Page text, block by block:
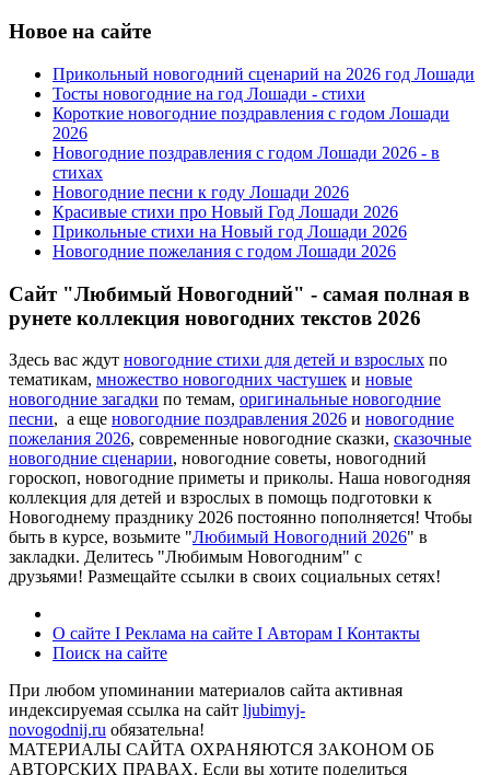
Новое на сайте
Прикольный новогодний сценарий на 2026 год Лошади
Тосты новогодние на год Лошади - стихи
Короткие новогодние поздравления с годом Лошади
2026
Новогодние поздравления с годом Лошади 2026 - в
стихах
Новогодние песни к году Лошади 2026
Красивые стихи про Новый Год Лошади 2026
Прикольные стихи на Новый год Лошади 2026
Новогодние пожелания с годом Лошади 2026
Сайт "Любимый Новогодний" - самая полная в
рунете коллекция новогодних текстов 2026
Здесь вас ждут новогодние стихи для детей и взрослых по
тематикам, множество новогодних частушек и новые
новогодние загадки по темам, оригинальные новогодние
песни, а еще новогодние поздравления 2026 и новогодние
пожелания 2026, современные новогодние сказки, сказочные
новогодние сценарии, новогодние советы, новогодний
гороскоп, новогодние приметы и приколы. Наша новогодняя
коллекция для детей и взрослых в помощь подготовки к
Новогоднему празднику 2026 постоянно пополняется! Чтобы
быть в курсе, возьмите "Любимый Новогодний 2026" в
закладки. Делитесь "Любимым Новогодним" с
друзьями! Размещайте ссылки в своих социальных сетях!
О сайте I Реклама на сайте I Авторам I Контакты
Поиск на сайте
При любом упоминании материалов сайта активная
индексируемая ссылка на сайт ljubimyj-
novogodnij.ru обязательна!
МАТЕРИАЛЫ САЙТА ОХРАНЯЮТСЯ ЗАКОНОМ ОБ
АВТОРСКИХ ПРАВАХ. Если вы хотите поделиться